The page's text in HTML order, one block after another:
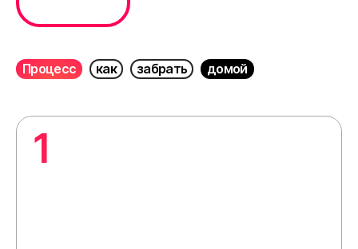
Процесс как забрать домой
1